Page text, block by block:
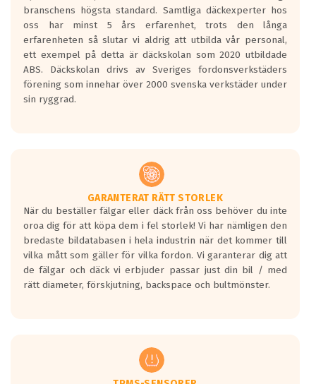
Inga D eller G betyg delas ut för
personbilar och lätta lastbilar.
Betyget sätts efter ett test där däcken
skall bromsa in på en väg där det ligger
0.5-1.5 mm vatten.
I 80km/h kommer skillnaden på
Vid körning i över 50km/h brukar
rullmotståndets ljud överträffa
motorljudet.
På däckmärkningen kommer det finnas
en symbol av ett däck med vågar. Hög
bullernivå markeras med svarta vågor
medans de vita vågorna påvisar om det är
ett tyst däck.
regelverket som introduceras år 2016.
Ett däck med två svarta vågor är redan
branschens högsta standard. Samtliga däckexperter hos
oss har minst 5 års erfarenhet, trots den långa
erfarenheten så slutar vi aldrig att utbilda vår personal,
ett exempel på detta är däckskolan som 2020 utbildade
ABS. Däckskolan drivs av Sveriges fordonsverkstäders
förening som innehar över 2000 svenska verkstäder under
sin ryggrad.
GARANTERAT RÄTT STORLEK
När du beställer fälgar eller däck från oss behöver du inte
oroa dig för att köpa dem i fel storlek! Vi har nämligen den
bredaste bildatabasen i hela industrin när det kommer till
vilka mått som gäller för vilka fordon. Vi garanterar dig att
de fälgar och däck vi erbjuder passar just din bil / med
rätt diameter, förskjutning, backspace och bultmönster.